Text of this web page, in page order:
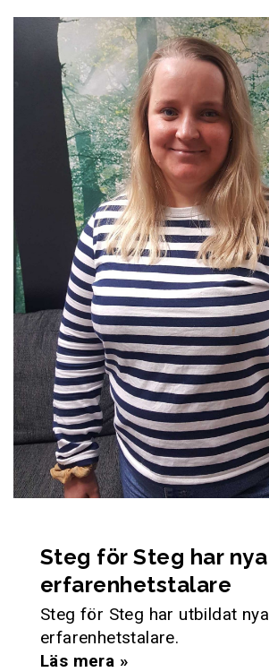
Steg för Steg har nya
erfarenhetstalare
Steg för Steg har utbildat nya
erfarenhetstalare.
Läs mera »